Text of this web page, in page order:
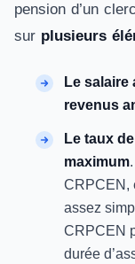
pension d’un
sur plusieurs
Le salaire
revenus
Le taux
maximum
CRPCEN,
assez
CRPCEN
durée